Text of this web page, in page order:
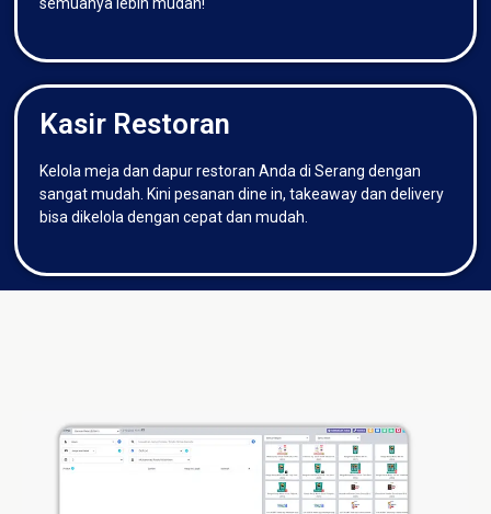
Kasir Restoran
Kelola meja dan dapur restoran Anda di Serang dengan
sangat mudah. Kini pesanan dine in, takeaway dan delivery
bisa dikelola dengan cepat dan mudah.